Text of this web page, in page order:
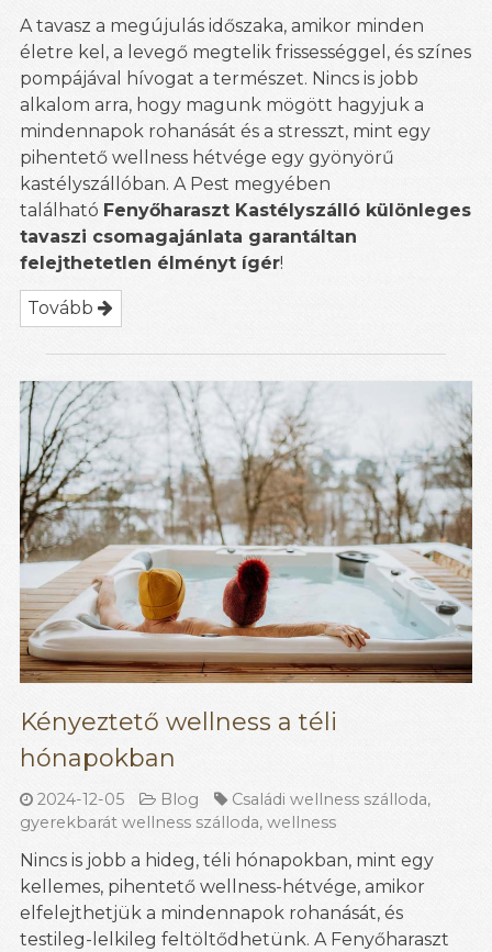
A tavasz a megújulás időszaka, amikor minden
életre kel, a levegő megtelik frissességgel, és színes
pompájával hívogat a természet. Nincs is jobb
alkalom arra, hogy magunk mögött hagyjuk a
mindennapok rohanását és a stresszt, mint egy
pihentető wellness hétvége egy gyönyörű
kastélyszállóban. A Pest megyében
található Fenyőharaszt Kastélyszálló különleges
tavaszi csomagajánlata garantáltan
felejthetetlen élményt ígér!
Tovább
Kényeztető wellness a téli
hónapokban
2024-12-05 Blog Családi wellness szálloda,
gyerekbarát wellness szálloda, wellness
Nincs is jobb a hideg, téli hónapokban, mint egy
kellemes, pihentető wellness-hétvége, amikor
elfelejthetjük a mindennapok rohanását, és
testileg-lelkileg feltöltődhetünk. A Fenyőharaszt